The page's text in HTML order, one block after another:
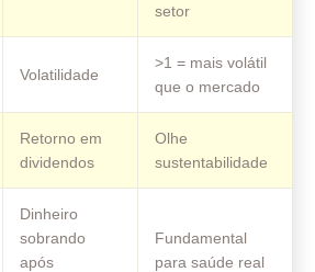
setor
Volatilidade
>1 = mais volátil
que o mercado
Retorno em
dividendos
Olhe
sustentabilidade
Dinheiro
sobrando
após
Fundamental
para saúde real